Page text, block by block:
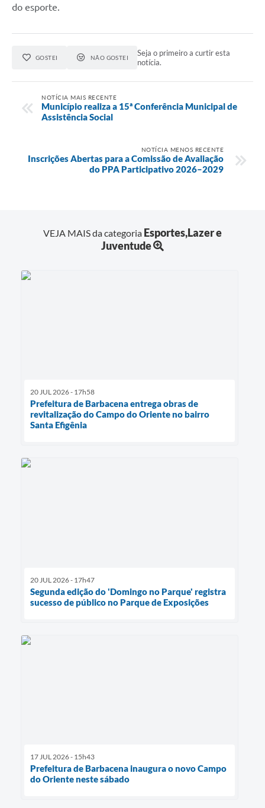
do esporte.
GOSTEI NÃO GOSTEI
Seja o primeiro a curtir esta
notícia.
NOTÍCIA MAIS RECENTE
Município realiza a 15ª Conferência Municipal de
Assistência Social
NOTÍCIA MENOS RECENTE
Inscrições Abertas para a Comissão de Avaliação
do PPA Participativo 2026–2029
VEJA MAIS da categoria Esportes,Lazer e
Juventude
20 JUL 2026 - 17h58
Prefeitura de Barbacena entrega obras de
revitalização do Campo do Oriente no bairro
Santa Efigênia
20 JUL 2026 - 17h47
Segunda edição do 'Domingo no Parque' registra
sucesso de público no Parque de Exposições
17 JUL 2026 - 15h43
Prefeitura de Barbacena inaugura o novo Campo
do Oriente neste sábado